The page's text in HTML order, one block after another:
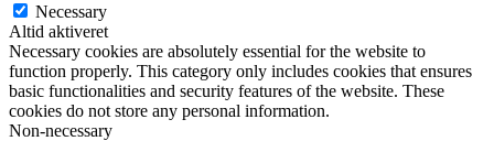
Necessary
Altid aktiveret
Necessary cookies are absolutely essential for the website to
function properly. This category only includes cookies that ensures
basic functionalities and security features of the website. These
cookies do not store any personal information.
Non-necessary